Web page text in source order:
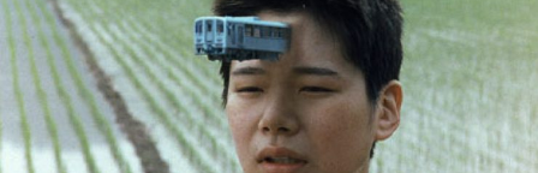
Distributie
1 More Film
Te zien
vanaf 15 december